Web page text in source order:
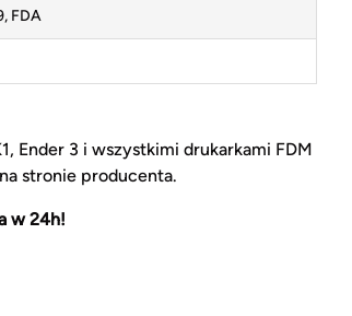
FDA
Ender 3 i wszystkimi drukarkami FDM
stronie producenta.
w 24h!